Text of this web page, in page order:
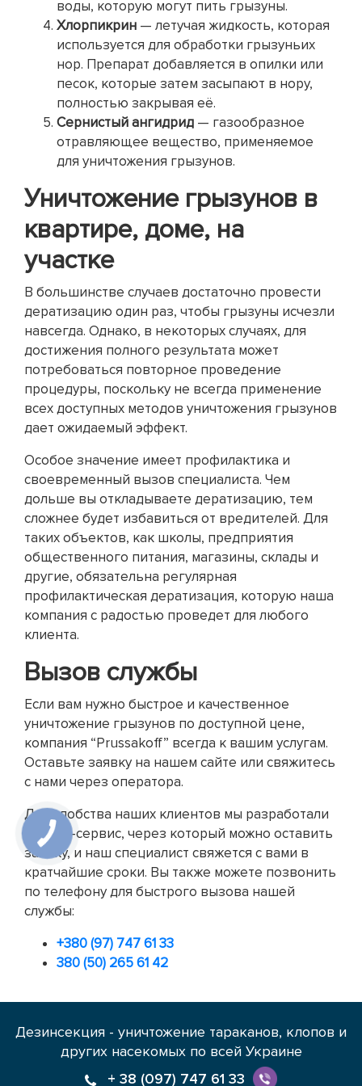
воды, которую могут пить грызуны.
Хлорпикрин — летучая жидкость, которая
используется для обработки грызуньих
нор. Препарат добавляется в опилки или
песок, которые затем засыпают в нору,
полностью закрывая её.
Сернистый ангидрид — газообразное
отравляющее вещество, применяемое
для уничтожения грызунов.
Уничтожение грызунов в
квартире, доме, на
участке
В большинстве случаев достаточно провести
дератизацию один раз, чтобы грызуны исчезли
навсегда. Однако, в некоторых случаях, для
достижения полного результата может
потребоваться повторное проведение
процедуры, поскольку не всегда применение
всех доступных методов уничтожения грызунов
дает ожидаемый эффект.
Особое значение имеет профилактика и
своевременный вызов специалиста. Чем
дольше вы откладываете дератизацию, тем
сложнее будет избавиться от вредителей. Для
таких объектов, как школы, предприятия
общественного питания, магазины, склады и
другие, обязательна регулярная
профилактическая дератизация, которую наша
компания с радостью проведет для любого
клиента.
Вызов службы
Если вам нужно быстрое и качественное
уничтожение грызунов по доступной цене,
компания “Prussakoff” всегда к вашим услугам.
Оставьте заявку на нашем сайте или свяжитесь
с нами через оператора.
Для удобства наших клиентов мы разработали
онлайн-сервис, через который можно оставить
заявку, и наш специалист свяжется с вами в
кратчайшие сроки. Вы также можете позвонить
по телефону для быстрого вызова нашей
службы:
+380 (97) 747 61 33
380 (50) 265 61 42
Дезинсекция - уничтожение тараканов, клопов и
других насекомых по всей Украине
+ 38 (097) 747 61 33